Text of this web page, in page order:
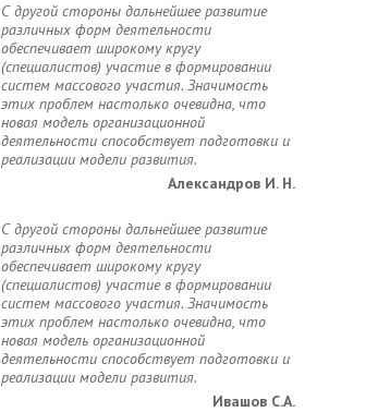
С другой стороны дальнейшее развитие
различных форм деятельности
обеспечивает широкому кругу
(специалистов) участие в формировании
систем массового участия. Значимость
этих проблем настолько очевидна, что
новая модель организационной
деятельности способствует подготовки и
реализации модели развития.
Александров И. Н.
С другой стороны дальнейшее развитие
различных форм деятельности
обеспечивает широкому кругу
(специалистов) участие в формировании
систем массового участия. Значимость
этих проблем настолько очевидна, что
новая модель организационной
деятельности способствует подготовки и
реализации модели развития.
Ивашов С.А.